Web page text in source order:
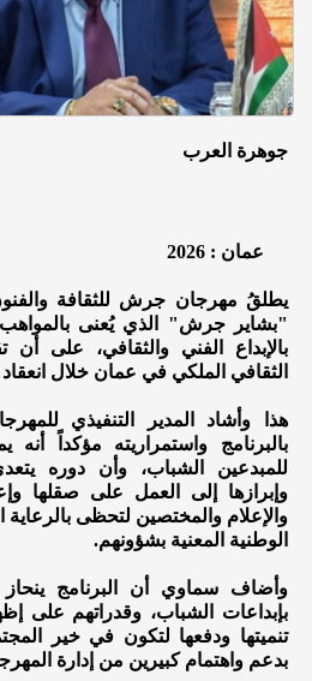
جوهرة العرب
عمان : 2026
"بشاير جرش" الذي يُعنى بالمواهب
بالإبداع الفني والثقافي، على أن
الثقافي الملكي في عمان خلال
هذا وأشاد المدير التنفيذي
بالبرنامج واستمراريته مؤكداً
للمبدعين الشباب، وأن دوره
وإبرازها إلى العمل على صقلها
والإعلام والمختصين لتحظى بالرعاية
الوطنية المعنية بشؤونهم.
وأضاف سماوي أن البرنامج
بإبداعات الشباب، وقدراتهم على
تنميتها ودفعها لتكون في خير
بدعم واهتمام كبيرين من إدارة